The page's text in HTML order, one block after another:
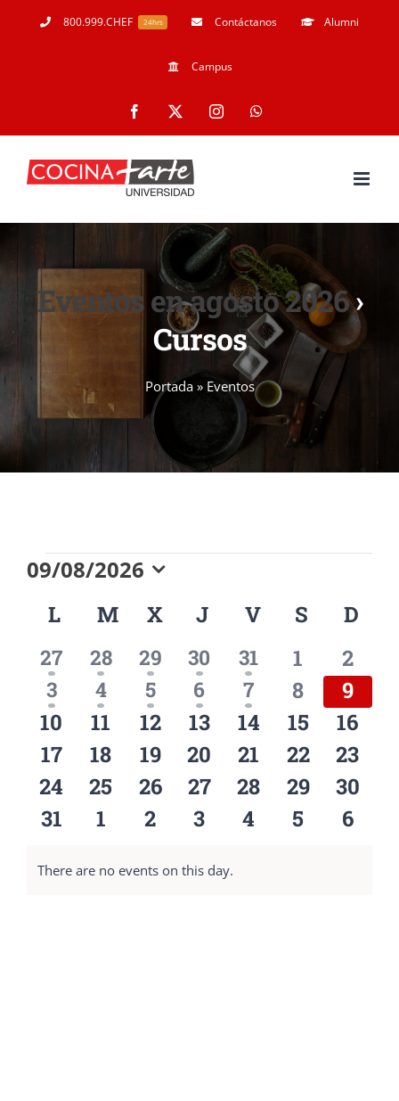
800.999.CHEF 24hrs Contáctanos Alumni
Campus
Facebook InstagramWhatsApp
Eventos en agosto 2026›
Cursos
Portada» Eventos
Eventos
09/08/2026
fecha.
Calendario
de
Eventos
LLUNES
M MARTES
XMIÉRCOLES
J JUEVES
V VIERNES
S SÁBADO
D
1
evento
27
1
evento
28
1
evento
29
1
evento
30
1
evento
31
0
eventos
1
0
2
1
evento
3
1
evento
4
1
evento
5
1
evento
6
1
evento
7
0
eventos
8
0
9
0
eventos
10
0
eventos
11
0
eventos
12
0
eventos
13
0
eventos
14
0
eventos
15
0
16
0
eventos
17
0
eventos
18
0
eventos
19
0
eventos
20
0
eventos
21
0
eventos
22
0
23
0
eventos
24
0
eventos
25
0
eventos
26
0
eventos
27
0
eventos
28
0
eventos
29
0
30
0
31
0
1
0
2
0
3
0
4
0
5
0
6
There are no events on this day.